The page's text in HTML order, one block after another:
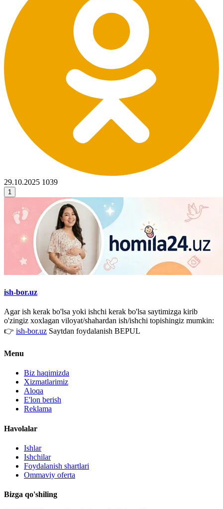
29.10.2025 1039
1
ish-bor.uz
Agar ish kerak bo'lsa yoki ishchi kerak bo'lsa saytimizga kirib
o'zingiz xoxlagan viloyat/shahardan ish/ishchi topishingiz mumkin:
👉 ish-bor.uz Saytdan foydalanish BEPUL
Menu
Biz haqimizda
Xizmatlarimiz
Aloqa
E'lon berish
Reklama
Havolalar
Ishlar
Ishchilar
Foydalanish shartlari
Ommaviy oferta
Bizga qo'shiling